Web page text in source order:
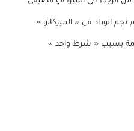
الوداد في « الميركاتو »
بسبب « شرط واحد »